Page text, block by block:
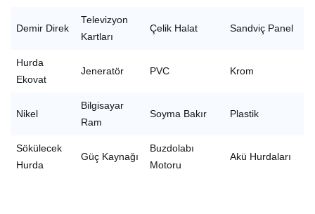
Demir Direk
Televizyon
Kartları
Çelik Halat Sandviç Panel
Hurda
Ekovat
Jeneratör PVC Krom
Nikel
Bilgisayar
Ram
Soyma Bakır Plastik
Sökülecek
Hurda
Güç Kaynağı
Buzdolabı
Motoru
Akü Hurdaları